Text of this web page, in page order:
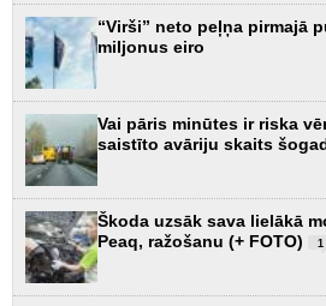
“Virši” neto peļņa pirmajā
miljonus eiro
Vai pāris minūtes ir riska
saistīto avāriju skaits
Škoda uzsāk sava lielākā
Peaq, ražošanu (+ FOTO)
1